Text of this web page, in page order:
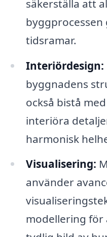
säkerställa att
tidsramar.
Interiördesign:
byggnadens
också bistå
interiöra
harmonisk
Visualisering:
använder
modellering för